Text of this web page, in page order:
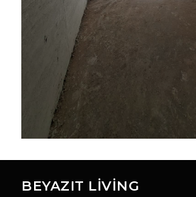
BEYAZIT LIVING